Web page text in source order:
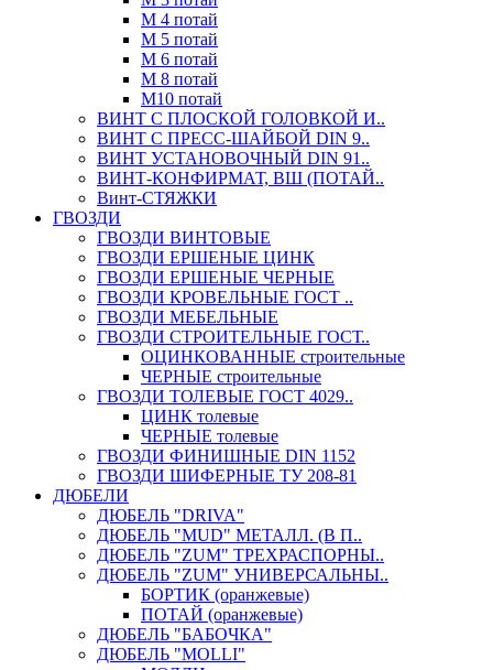
М 4 потай
М 5 потай
М 6 потай
М 8 потай
М10 потай
ВИНТ С ПЛОСКОЙ ГОЛОВКОЙ И..
ВИНТ С ПРЕСС-ШАЙБОЙ DIN 9..
ВИНТ УСТАНОВОЧНЫЙ DIN 91..
ВИНТ-КОНФИРМАТ, ВШ (ПОТАЙ..
Винт-СТЯЖКИ
ГВОЗДИ
ГВОЗДИ ВИНТОВЫЕ
ГВОЗДИ ЕРШЕНЫЕ ЦИНК
ГВОЗДИ ЕРШЕНЫЕ ЧЕРНЫЕ
ГВОЗДИ КРОВЕЛЬНЫЕ ГОСТ ..
ГВОЗДИ МЕБЕЛЬНЫЕ
ГВОЗДИ СТРОИТЕЛЬНЫЕ ГОСТ..
ОЦИНКОВАННЫЕ строительные
ЧЕРНЫЕ строительные
ГВОЗДИ ТОЛЕВЫЕ ГОСТ 4029..
ЦИНК толевые
ЧЕРНЫЕ толевые
ГВОЗДИ ФИНИШНЫЕ DIN 1152
ГВОЗДИ ШИФЕРНЫЕ ТУ 208-81
ДЮБЕЛИ
ДЮБЕЛЬ "DRIVA"
ДЮБЕЛЬ "MUD" МЕТАЛЛ. (В П..
ДЮБЕЛЬ "ZUM" ТРЕХРАСПОРНЫ..
ДЮБЕЛЬ "ZUM" УНИВЕРСАЛЬНЫ..
БОРТИК (оранжевые)
ПОТАЙ (оранжевые)
ДЮБЕЛЬ "БАБОЧКА"
ДЮБЕЛЬ "МOLLI"